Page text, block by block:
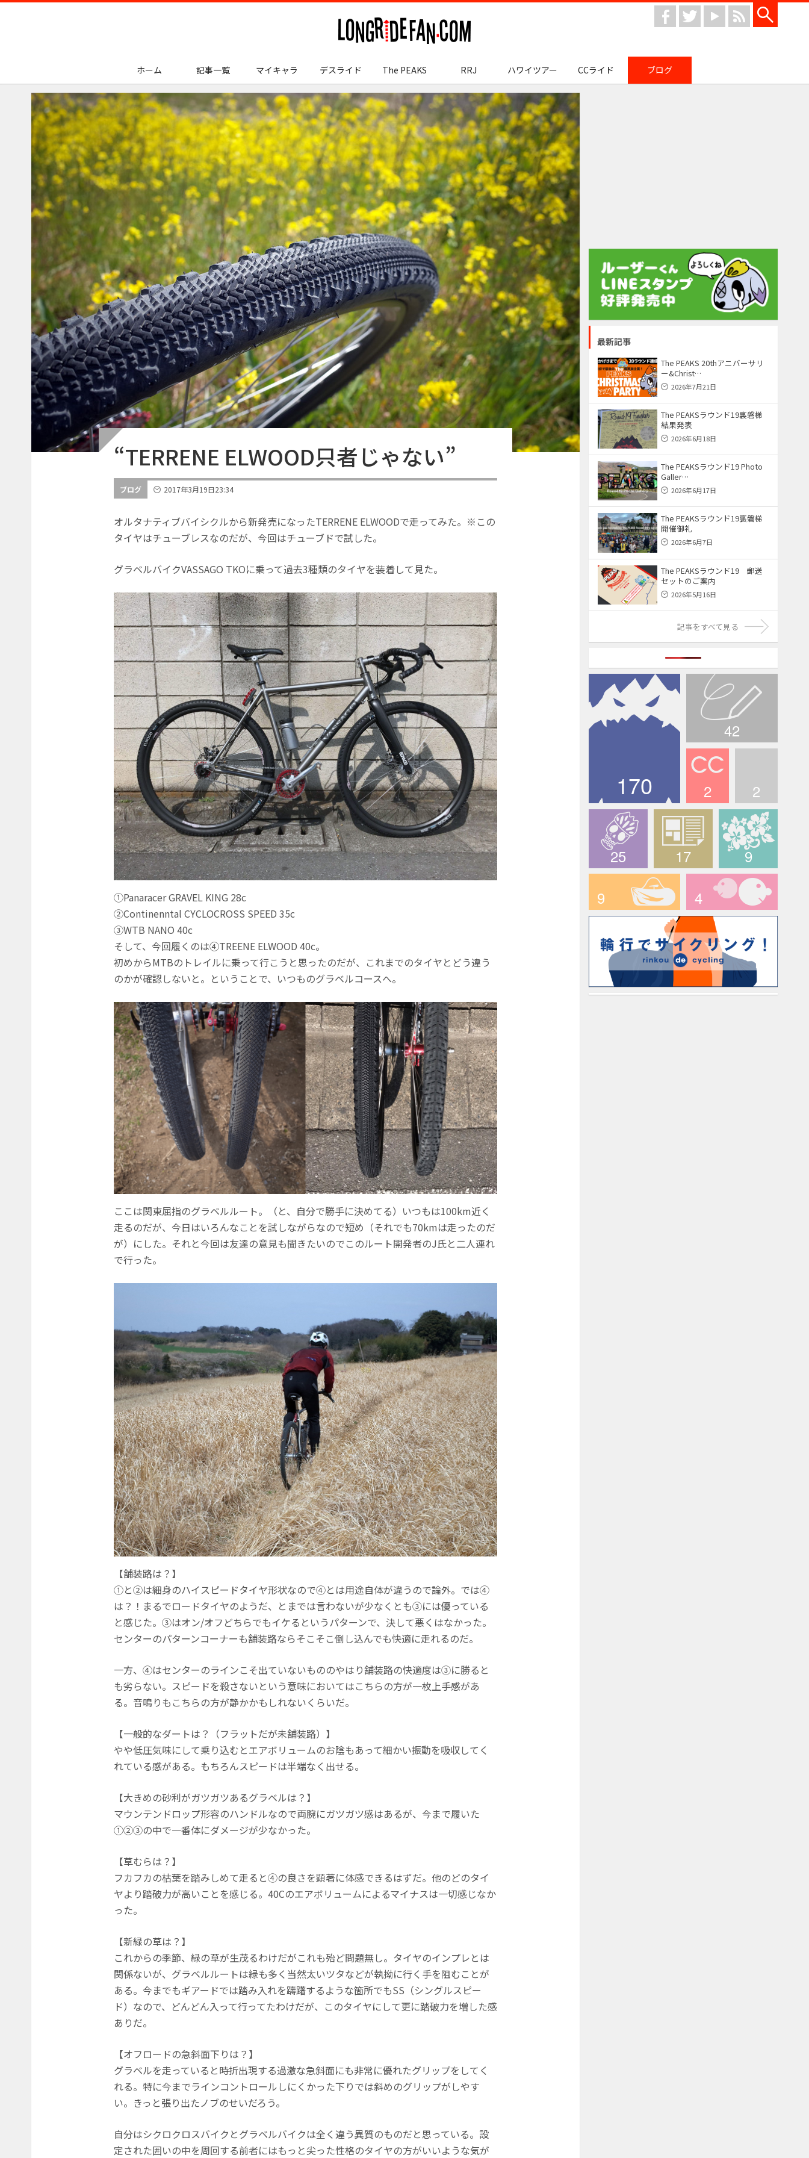
ホーム 記事一覧 マイキャラ デスライド The PEAKS RRJ ハワイツアー CCライド ブログ
“TERRENE ELWOOD只者じゃない”
ブログ 2017年3月19日23:34
オルタナティブバイシクルから新発売になったTERRENE ELWOODで走ってみた。※この
タイヤはチューブレスなのだが、今回はチューブドで試した。
グラベルバイクVASSAGO TKOに乗って過去3種類のタイヤを装着して見た。
①Panaracer GRAVEL KING 28c
②Continenntal CYCLOCROSS SPEED 35c
③WTB NANO 40c
そして、今回履くのは④TREENE ELWOOD 40c。
初めからMTBのトレイルに乗って行こうと思ったのだが、これまでのタイヤとどう違う
のかが確認しないと。ということで、いつものグラベルコースへ。
ここは関東屈指のグラベルルート。（と、自分で勝手に決めてる）いつもは100km近く
走るのだが、今日はいろんなことを試しながらなので短め（それでも70kmは走ったのだ
が）にした。それと今回は友達の意見も聞きたいのでこのルート開発者のJ氏と二人連れ
で行った。
【舗装路は？】
①と②は細身のハイスピードタイヤ形状なので④とは用途自体が違うので論外。 では④
は？！まるでロードタイヤのようだ、とまでは言わないが少なくとも③には優っている
と感じた。③はオン/オフどちらでもイケるというパターンで、決して悪くはなかった。
センターのパターンコーナーも舗装路ならそこそこ倒し込んでも快適に走れるのだ。
一方、④はセンターのラインこそ出ていないもののやはり舗装路の快適度は③に勝ると
も劣らない。スピードを殺さないという意味においてはこちらの方が一枚上手感があ
る。音鳴りもこちらの方が静かかもしれないくらいだ。
【一般的なダートは？（フラットだが未舗装路）】
やや低圧気味にして乗り込むとエアボリュームのお陰もあって細かい振動を吸収してく
れている感がある。もちろんスピードは半端なく出せる。
【大きめの砂利がガツガツあるグラベルは？】
マウンテンドロップ形容のハンドルなので両腕にガツガツ感はあるが、今まで履いた
①②③の中で一番体にダメージが少なかった。
【草むらは？】
フカフカの枯葉を踏みしめて走ると④の良さを顕著に体感できるはずだ。他のどのタイ
ヤより踏破力が高いことを感じる。40Cのエアボリュームによるマイナスは一切感じなか
った。
【新緑の草は？】
これからの季節、緑の草が生茂るわけだがこれも殆ど問題無し。タイヤのインプレとは
関係ないが、グラベルルートは緑も多く当然太いツタなどが執拗に行く手を阻むことが
ある。今までもギアードでは踏み入れを躊躇するような箇所でもSS（シングルスピー
ド）なので、どんどん入って行ってたわけだが、このタイヤにして更に踏破力を増した感
ありだ。
【オフロードの急斜面下りは？】
グラベルを走っていると時折出現する過激な急斜面にも非常に優れたグリップをしてく
れる。特に今までラインコントロールしにくかった下りでは斜めのグリップがしやす
い。きっと張り出たノブのせいだろう。
自分はシクロクロスバイクとグラベルバイクは全く違う異質のものだと思っている。設
定された囲いの中を周回する前者にはもっと尖った性格のタイヤの方がいいような気が
最新記事
The PEAKS 20thアニバーサリ
ー&Christ…
2026年7月21日
The PEAKSラウンド19裏磐梯
結果発表
2026年6月18日
The PEAKSラウンド19 Photo
Galler…
2026年6月17日
The PEAKSラウンド19裏磐梯
開催御礼
2026年6月7日
The PEAKSラウンド19 郵送
セットのご案内
2026年5月16日
記事をすべて見る
The PEAKS
170
ブログ
42
デスライド
25
メディア情報
17
ハワイツアー
9
輪行でサイクリング！
9
マイキャラ
4
CCライド
2
longridefan.com
2